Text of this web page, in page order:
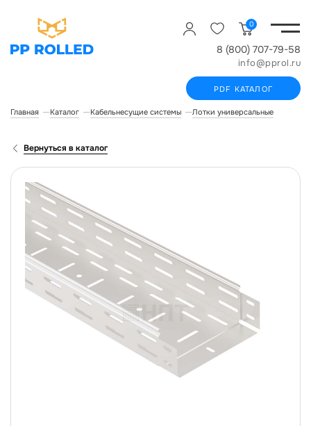
0
8 (800) 707-79-58
info@pprol.ru
PDF КАТАЛОГ
Главная Каталог Кабельнесущие системы Лотки универсальные
Вернуться в каталог